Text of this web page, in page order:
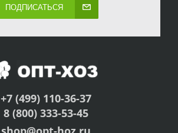
ПОДПИСАТЬСЯ
+7 (499) 110-36-37
8 (800) 333-53-45